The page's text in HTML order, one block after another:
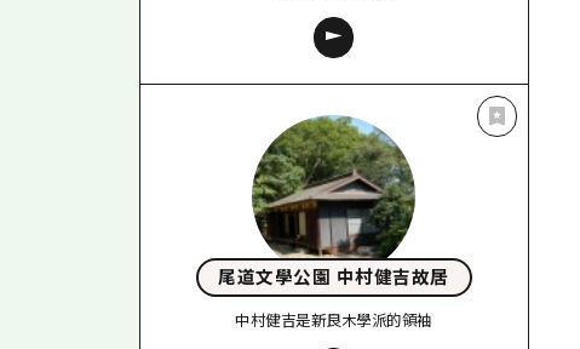
尾道文學公園 中村健吉故居
中村健吉是新良木學派的領袖